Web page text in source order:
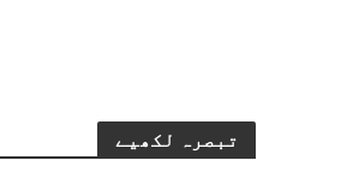
تبصرہ لکھیے